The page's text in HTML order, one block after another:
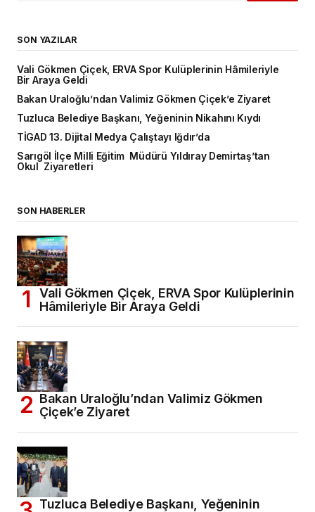
SON YAZILAR
Vali Gökmen Çiçek, ERVA Spor Kulüplerinin Hâmileriyle
Bir Araya Geldi
Bakan Uraloğlu’ndan Valimiz Gökmen Çiçek’e Ziyaret
Tuzluca Belediye Başkanı, Yeğeninin Nikahını Kıydı
TİGAD 13. Dijital Medya Çalıştayı Iğdır’da
Sarıgöl İlçe Milli Eğitim Müdürü Yıldıray Demirtaş’tan
Okul Ziyaretleri
SON HABERLER
Vali Gökmen Çiçek, ERVA Spor Kulüplerinin
Hâmileriyle Bir Araya Geldi
Bakan Uraloğlu’ndan Valimiz Gökmen
Çiçek’e Ziyaret
Tuzluca Belediye Başkanı, Yeğeninin